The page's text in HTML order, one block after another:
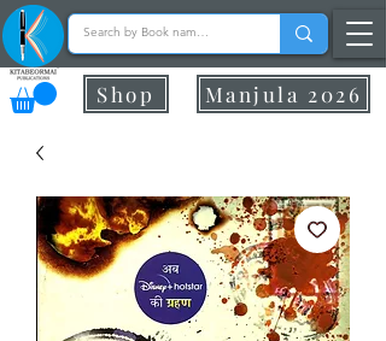
Manjula 2026
Shop